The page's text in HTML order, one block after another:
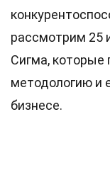
рассмотрим 25
Сигма, которые
методологию и
бизнесе.